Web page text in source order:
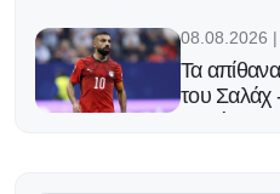
08.08.2026
Τα
του Σαλάχ